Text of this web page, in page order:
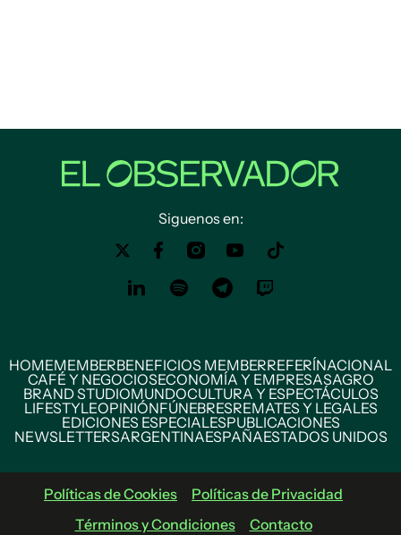
Siguenos en:
HOMEMEMBERBENEFICIOS MEMBERREFERÍNACIONAL
CAFÉ Y NEGOCIOSECONOMÍA Y EMPRESASAGRO
BRAND STUDIOMUNDOCULTURA Y ESPECTÁCULOS
LIFESTYLEOPINIÓNFÚNEBRESREMATES Y LEGALES
EDICIONES ESPECIALESPUBLICACIONES
NEWSLETTERSARGENTINAESPAÑAESTADOS UNIDOS
Políticas de Cookies
Políticas de Privacidad
Términos y Condiciones
Contacto